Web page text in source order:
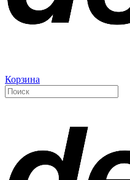
Корзина